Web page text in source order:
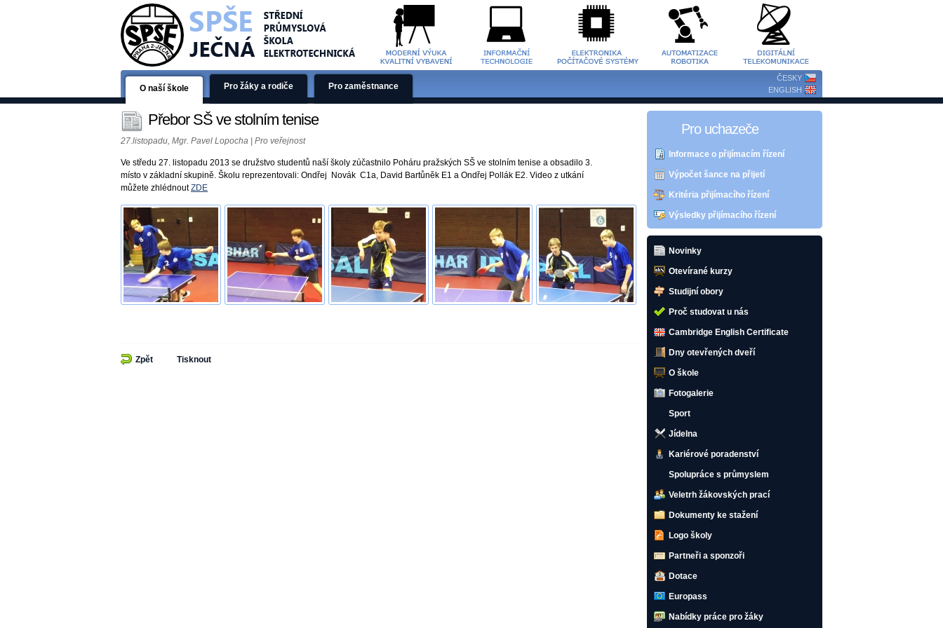
ČESKY
ENGLISH
O naší škole Pro žáky a rodiče Pro zaměstnance
Pro uchazeče
Informace o přijímacím řízení
Výpočet šance na přijetí
Kritéria přijímacího řízení
Výsledky přijímacího řízení
Novinky
Otevírané kurzy
Studijní obory
Proč studovat u nás
Cambridge English Certificate
Dny otevřených dveří
O škole
Fotogalerie
Sport
Jídelna
Kariérové poradenství
Spolupráce s průmyslem
Veletrh žákovských prací
Dokumenty ke stažení
Logo školy
Partneři a sponzoři
Dotace
Europass
Nabídky práce pro žáky
Přebor SŠ ve stolním tenise
27.listopadu, Mgr. Pavel Lopocha | Pro veřejnost
Ve středu 27. listopadu 2013 se družstvo studentů naší školy zúčastnilo Poháru pražských SŠ ve stolním tenise a obsadilo 3.
místo v základní skupině. Školu reprezentovali: Ondřej Novák C1a, David Bartůněk E1 a Ondřej Pollák E2. Video z utkání
můžete zhlédnoutZDE
Zpět Tisknout